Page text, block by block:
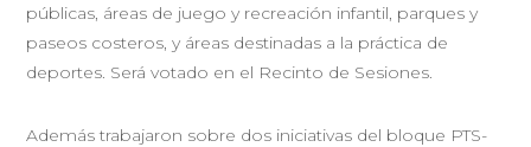
públicas, áreas de juego y recreación infantil, parques y
paseos costeros, y áreas destinadas a la práctica de
deportes. Será votado en el Recinto de Sesiones.
Además trabajaron sobre dos iniciativas del bloque PTS-